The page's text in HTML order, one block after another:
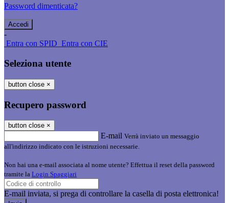
Password dimenticata?
-
Entra con SPID Entra con CIE
Seleziona utente
button close ×
Recupero password
button close ×
E-mail Verrà inviato un messaggio
all'indirizzo indicato con le istruzioni necessarie.
Non hai una e-mail associata al nome utente? Effettua il reset della password
tramite la Login Spaggiari
E-mail inviata, si prega di controllare la casella di posta elettronica!